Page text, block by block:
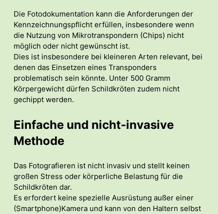
Die Fotodokumentation kann die Anforderungen der
Kennzeichnungspflicht erfüllen, insbesondere wenn
die Nutzung von Mikrotranspondern (Chips) nicht
möglich oder nicht gewünscht ist.
Dies ist insbesondere bei kleineren Arten relevant, bei
denen das Einsetzen eines Transponders
problematisch sein könnte. Unter 500 Gramm
Körpergewicht dürfen Schildkröten zudem nicht
gechippt werden.
Einfache und nicht-invasive
Methode
Das Fotografieren ist nicht invasiv und stellt keinen
großen Stress oder körperliche Belastung für die
Schildkröten dar.
Es erfordert keine spezielle Ausrüstung außer einer
(Smartphone)Kamera und kann von den Haltern selbst